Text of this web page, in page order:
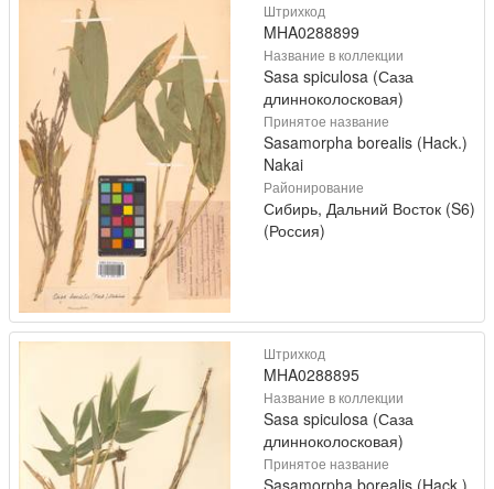
Штрихкод
MHA0288899
Название в коллекции
Sasa spiculosa (Саза
длинноколосковая)
Принятое название
Sasamorpha borealis (Hack.)
Nakai
Районирование
Сибирь, Дальний Восток (S6)
(Россия)
Штрихкод
MHA0288895
Название в коллекции
Sasa spiculosa (Саза
длинноколосковая)
Принятое название